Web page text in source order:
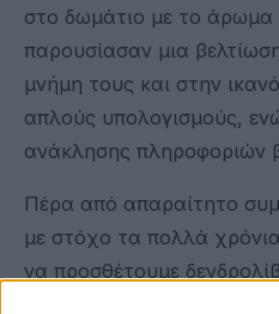
στο δωμάτιο με το άρωμα
παρουσίασαν μια
μνήμη τους και στην
απλούς υπολογισμούς,
ανάκλησης πληροφοριών
Πέρα από απαραίτητο
με στόχο τα πολλά
να προσθέτουμε